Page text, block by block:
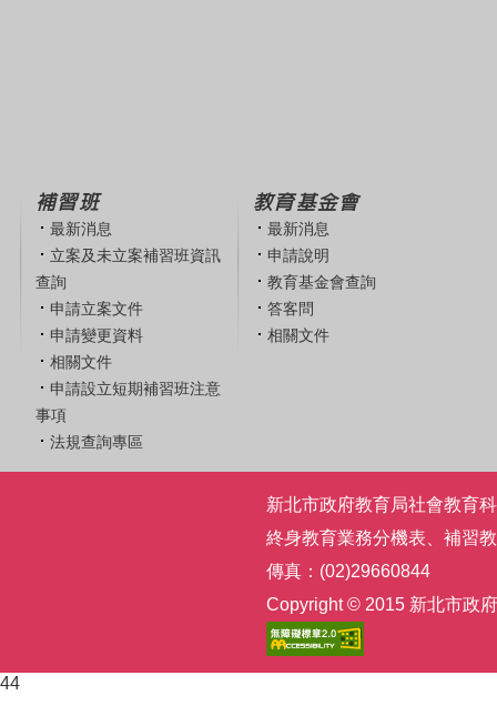
補習班
最新消息
立案及未立案補習班資訊
查詢
申請立案文件
申請變更資料
相關文件
申請設立短期補習班注意
事項
法規查詢專區
教育基金會
最新消息
申請說明
教育基金會查詢
答客問
相關文件
新北市政府教育局社會教育
終身教育業務分機表
補習
傳真：(02)29660844
Copyright © 2015 新北市政
44